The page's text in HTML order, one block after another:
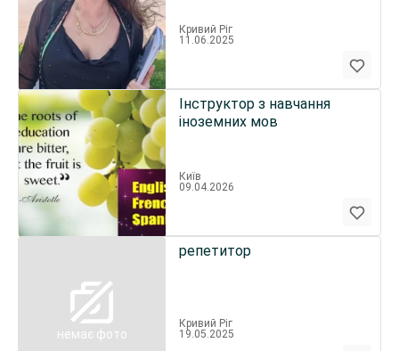
Кривий Ріг
11.06.2025
Інструктор з навчання
іноземних мов
Київ
09.04.2026
немає фото
репетитор
Кривий Ріг
19.05.2025